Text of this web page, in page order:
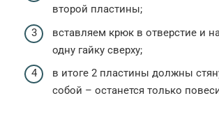
второй пластины;
вставляем крюк в отверстие и
одну гайку сверху;
в итоге 2 пластины должны
собой – останется только